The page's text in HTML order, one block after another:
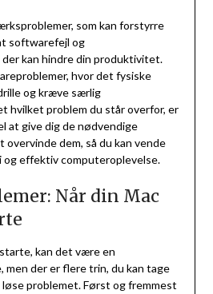
som kan forstyrre
softwarefejl og
kan hindre din produktivitet.
hvor det fysiske
og kræve særlig
hvilket problem du står overfor, er
at give dig de nødvendige
dem, så du kan vende
effektiv computeroplevelse.
Når din Mac
kan det være en
der er flere trin, du kan tage
problemet. Først og fremmest